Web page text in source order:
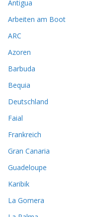
Antigua
Arbeiten am Boot
ARC
Azoren
Barbuda
Bequia
Deutschland
Faial
Frankreich
Gran Canaria
Guadeloupe
Karibik
La Gomera